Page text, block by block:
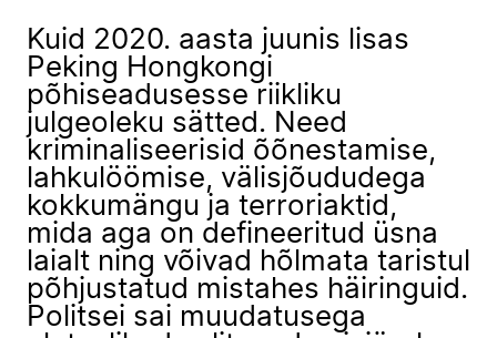
Kuid 2020. aasta juunis lisas
Peking Hongkongi
põhiseadusesse riikliku
julgeoleku sätted. Need
kriminaliseerisid õõnestamise,
lahkulöömise, välisjõududega
kokkumängu ja terroriaktid,
mida aga on defineeritud üsna
laialt ning võivad hõlmata taristul
põhjustatud mistahes häiringuid.
Politsei sai muudatusega